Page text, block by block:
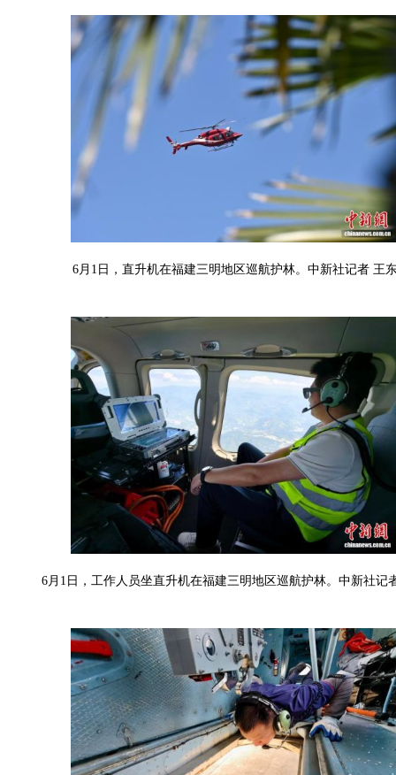
6月1日，直升机在福建三明地区巡航护林。中新社记者 王
6月1日，工作人员坐直升机在福建三明地区巡航护林。中新社记